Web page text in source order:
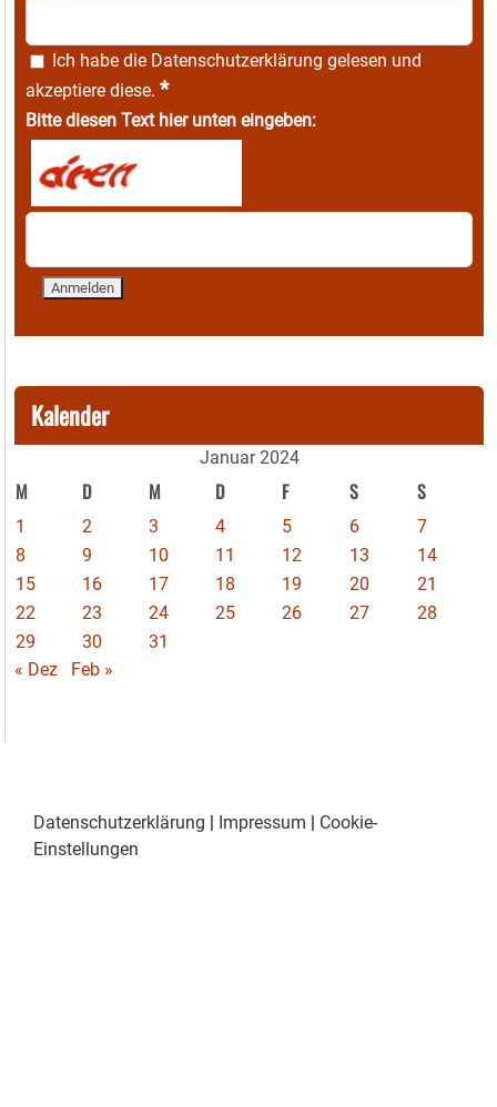
Ich habe die Datenschutzerklärung gelesen und
akzeptiere diese. *
Bitte diesen Text hier unten eingeben:
Kalender
Januar 2024
M D M D F S S
1 2 3 4 5 6
7
8
9 10 11 12 13
14
15
16 17 18 19 20
21
22
23 24 25 26 27
28
29
30
31
« Dez
Feb »
Datenschutzerklärung | Impressum | Cookie-
Einstellungen